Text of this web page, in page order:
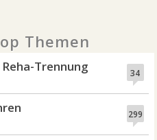
Themen
34
Trennung
299